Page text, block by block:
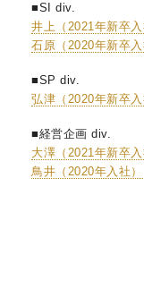
■SI div.
井上（2021年新卒入
石原（2020年新卒入
■SP div.
弘津（2020年新卒入
■経営企画 div.
大澤（2021年新卒入
鳥井（2020年入社）